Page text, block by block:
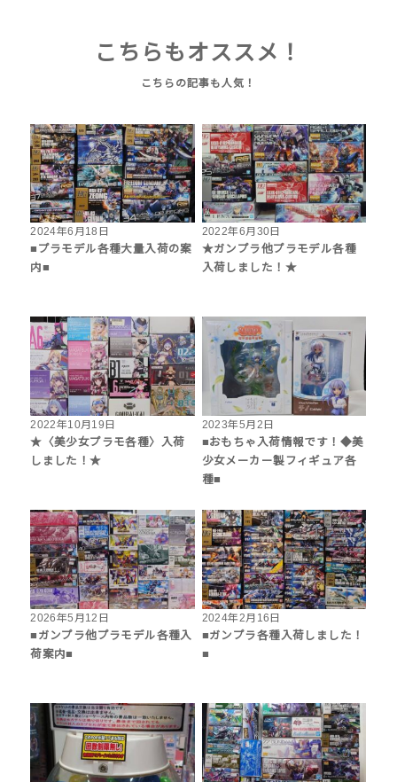
こちらもオススメ！
2024年6月18日
■プラモデル各種大量入荷の案
内■
2022年6月30日
★ガンプラ他プラモデル各種
入荷しました！★
2022年10月19日
★〈美少女プラモ各種〉入荷
しました！★
2023年5月2日
■おもちゃ入荷情報です！◆美
少女メーカー製フィギュア各
種■
2026年5月12日
■ガンプラ他プラモデル各種入
荷案内■
2024年2月16日
■ガンプラ各種入荷しました！
■